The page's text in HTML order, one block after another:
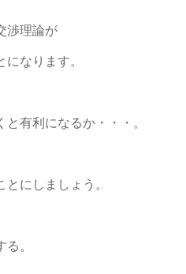
渉理論が
なります。
有利になるか・・・。
にしましょう。
。